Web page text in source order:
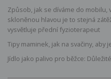
Způsob, jak se díváme do mobilu,
skloněnou hlavou je to stejná
vysvětluje přední fyzioterapeut
Tipy maminek, jak na svačiny,
Jídlo jako palivo pro běžce: